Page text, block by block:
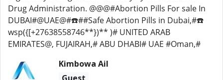
Drug Administration. @@@#Abortion Pills For sale In
DUBAI#@UAE@#☎️##Safe Abortion Pills in Dubai,#☎️
wsp({[+27638558746**})** )# UNITED ARAB
EMIRATES@, FUJAIRAH,# ABU DHABI# UAE #Oman,#
Kimbowa Ail